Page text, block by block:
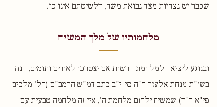
שכבר יש נצחיות מצד נבואת משה, דלשיטתם אינו כן.
מלחמותיו של מלך המשיח
ובנוגע ליציאה למלחמת הרשות אם יצטרכו לאורים ותומים, הנה
בשו"ת מנחת אלעזר ח"ה סי' י"ב כתב דמ"ש הרמב"ם (הל' מלכים
פי"א ה"ד) שמשיח ילחום מלחמת ה', אין זה מלחמה טבעית עם